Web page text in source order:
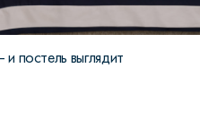
постель выглядит